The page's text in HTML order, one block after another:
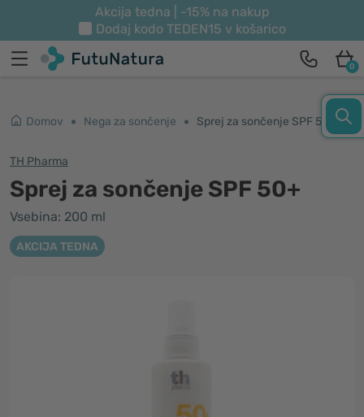
Akcija tedna | -15% na nakup
Dodaj kodo TEDEN15 v košarico
0
Domov Nega za sončenje
TH Pharma
Sprej za sončenje SPF 50+
Vsebina: 200 ml
AKCIJA TEDNA